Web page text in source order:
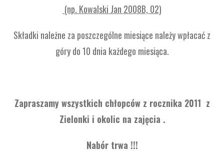
(np. Kowalski Jan 2008B, 02)
Składki należne za poszczególne miesiące należy wpłacać z
góry do 10 dnia każdego miesiąca.
Zapraszamy wszystkich chłopców z rocznika 2011 z
Zielonki i okolic na zajęcia .
Nabór trwa !!!